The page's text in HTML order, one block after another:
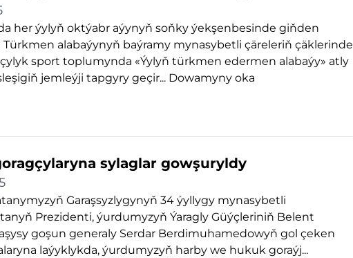
her ýylyň oktýabr aýynyň soňky ýekşenbesinde giňden
alabaýynyň baýramy mynasybetli çäreleriň çäklerinde
sport toplumynda «Ýylyň türkmen edermen alabaýy» atly
jemleýji tapgyry geçir... Dowamyny oka
sylaglar gowşuryldy
Garaşsyzlygynyň 34 ýyllygy mynasybetli
Prezidenti, ýurdumyzyň Ýaragly Güýçleriniň Belent
goşun generaly Serdar Berdimuhamedowyň gol çeken
laýyklykda, ýurdumyzyň harby we hukuk goraýj...